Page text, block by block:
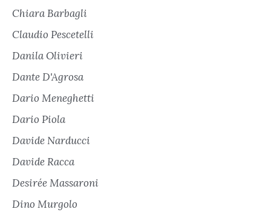
Chiara Barbagli
Claudio Pescetelli
Danila Olivieri
Dante D'Agrosa
Dario Meneghetti
Dario Piola
Davide Narducci
Davide Racca
Desirée Massaroni
Dino Murgolo